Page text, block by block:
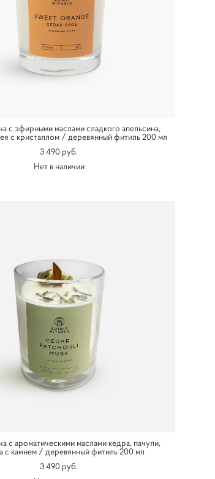
с эфирными маслами сладкого апельсина,
с кристаллом / деревянный фитиль 200 мл
3 490 pуб.
Нет в наличии
c ароматическими маслами кедра, пачули,
c камнем / деревянный фитиль 200 мл
3 490 pуб.